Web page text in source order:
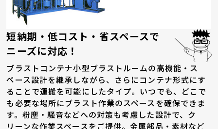
短納期・低コスト・省スペースで
ニーズに対応！
ブラストコンテナ小型ブラストルームの高機能・ス
ペース設計を継承しながら、さらにコンテナ形式にす
ることで運搬を可能にしたタイプ。いつでも、どこで
も必要な場所にブラスト作業のスペースを確保できま
す。粉塵・騒音などへの対策も考慮した設計で、ク
リーンな作業スペースをご提供。金属部品・素材など